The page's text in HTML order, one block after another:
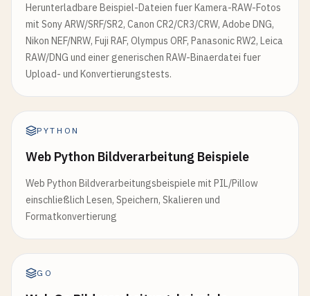
Herunterladbare Beispiel-Dateien fuer Kamera-RAW-Fotos
mit Sony ARW/SRF/SR2, Canon CR2/CR3/CRW, Adobe DNG,
Nikon NEF/NRW, Fuji RAF, Olympus ORF, Panasonic RW2, Leica
RAW/DNG und einer generischen RAW-Binaerdatei fuer
Upload- und Konvertierungstests.
PYTHON
Web Python Bildverarbeitung Beispiele
Web Python Bildverarbeitungsbeispiele mit PIL/Pillow
einschließlich Lesen, Speichern, Skalieren und
Formatkonvertierung
GO